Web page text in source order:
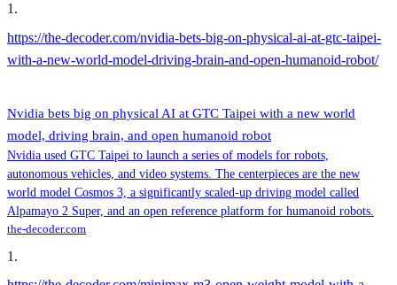
1 .
https://the-decoder.com/nvidia-bets-big-on-physical-ai-at-gtc-taipei-
with-a-new-world-model-driving-brain-and-open-humanoid-robot/
Nvidia bets big on physical AI at GTC Taipei with a new world
model, driving brain, and open humanoid robot
Nvidia used GTC Taipei to launch a series of models for robots,
autonomous vehicles, and video systems. The centerpieces are the new
world model Cosmos 3, a significantly scaled-up driving model called
Alpamayo 2 Super, and an open reference platform for humanoid robots.
the-decoder.com
1 .